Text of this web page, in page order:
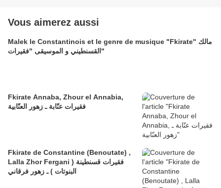
Vous aimerez aussi
Malek le Constantinois et le genre de musique "Fkirate" مالك
القسنطيني و الموسيقى "فقيرات"
Fkirate Annaba, Zhour el Annabia,
فقيرات عنّابة ـ زهور العنّابية
Fkirate de Constantine (Benoutate) ,
Lalla Zhor Fergani فقيرات قسنطينة (
البنوتات ) ـ زهور فرقاني